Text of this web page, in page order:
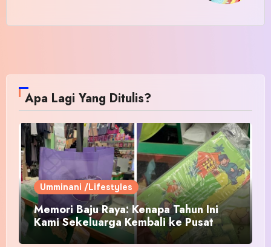
Apa Lagi Yang Ditulis?
Umminani /Lifestyles
Memori Baju Raya: Kenapa Tahun Ini
Kami Sekeluarga Kembali ke Pusat
Pakaian Hari-Hari?